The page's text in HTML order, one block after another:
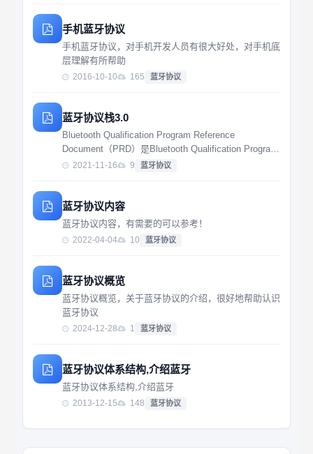
手机蓝牙协议
手机蓝牙协议，对手机开发人员有很大好处，对手机底
层理解有所帮助
2016-10-10 165 蓝牙协议
蓝牙协议栈3.0
Bluetooth Qualification Program Reference
Document（PRD）是Bluetooth Qualification Program
的主要参考文件，定义了其要求、功能和策略。蓝牙网
2021-11-16 9 蓝牙协议
蓝牙协议内容
蓝牙协议内容，有需要的可以参考！
2022-04-04 10 蓝牙协议
蓝牙协议概览
蓝牙协议概览，关于蓝牙协议的介绍，很好地帮助认识
蓝牙协议
2024-12-28 1 蓝牙协议
蓝牙协议体系结构,介绍蓝牙
蓝牙协议体系结构,介绍蓝牙
2013-12-15 148 蓝牙协议